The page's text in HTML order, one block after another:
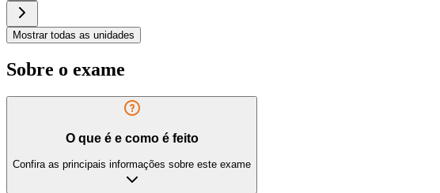
Mostrar todas as unidades
Sobre o exame
O que é e como é feito
Confira as principais informações sobre este exame